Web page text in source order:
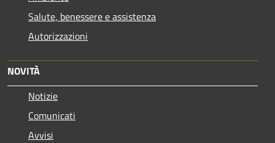
Salute, benessere e assistenza
Autorizzazioni
NOVITÀ
Notizie
Comunicati
Avvisi